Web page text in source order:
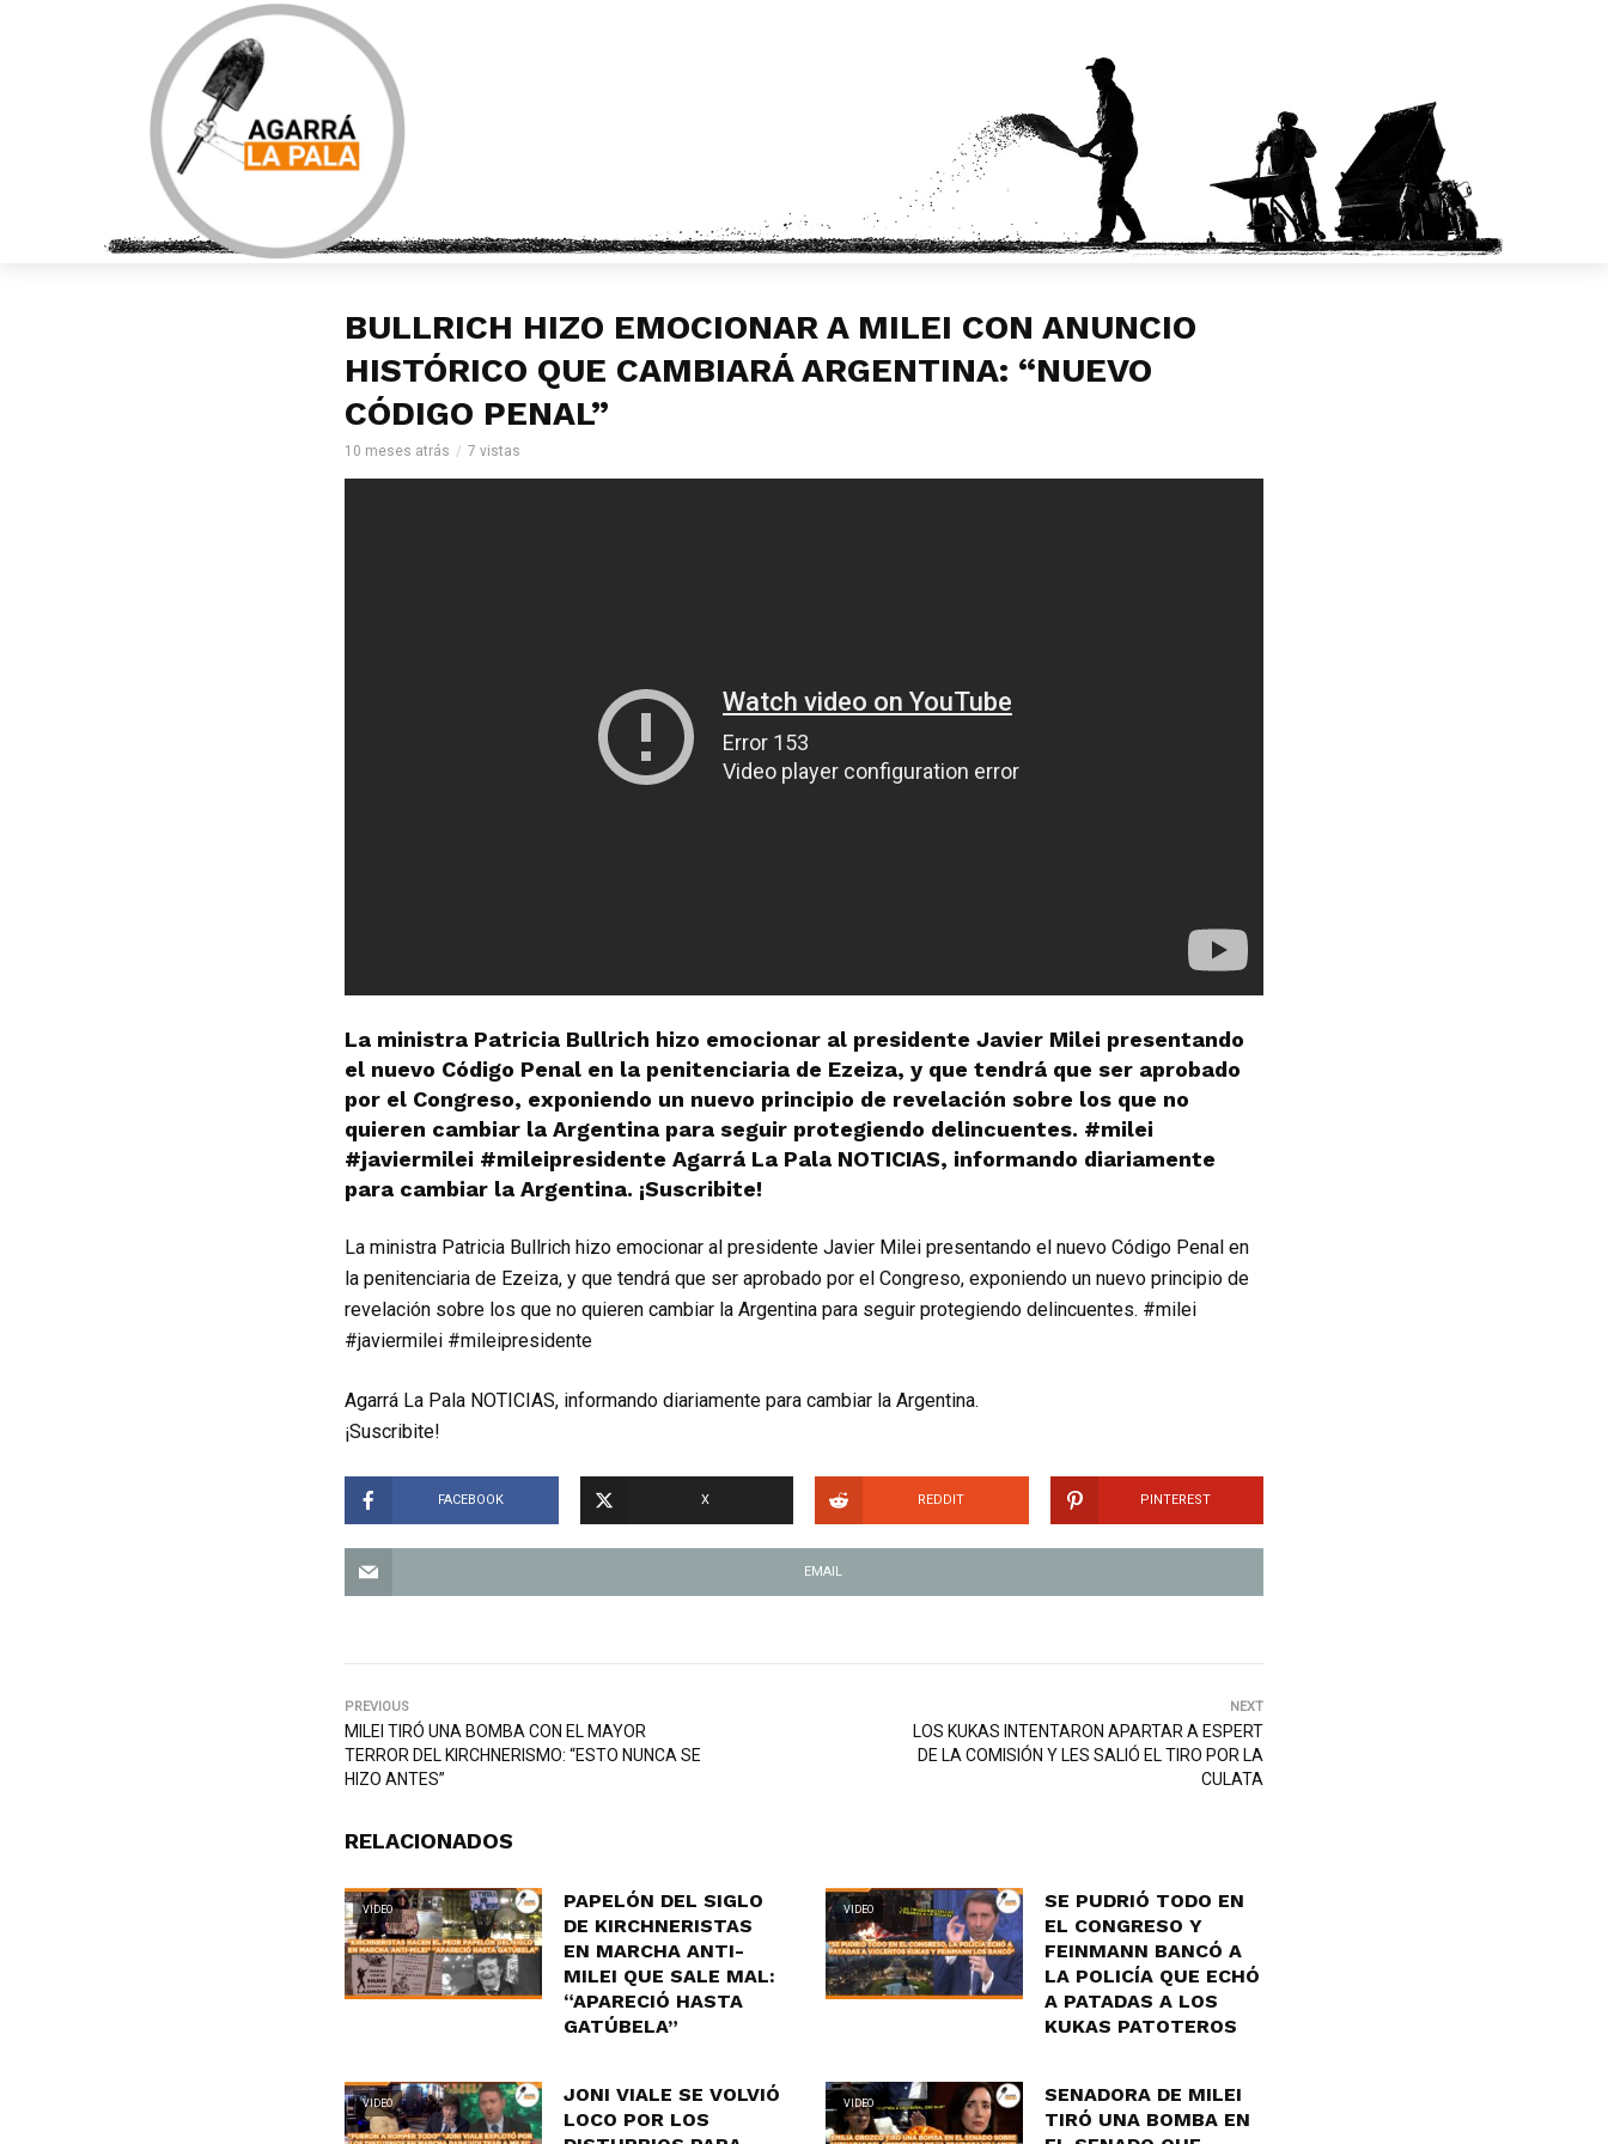
BULLRICH HIZO EMOCIONAR A MILEI CON ANUNCIO
HISTÓRICO QUE CAMBIARÁ ARGENTINA: “NUEVO
CÓDIGO PENAL”
10 meses atrás 7 vistas
La ministra Patricia Bullrich hizo emocionar al presidente Javier Milei presentando
el nuevo Código Penal en la penitenciaria de Ezeiza, y que tendrá que ser aprobado
por el Congreso, exponiendo un nuevo principio de revelación sobre los que no
quieren cambiar la Argentina para seguir protegiendo delincuentes. #milei
#javiermilei #mileipresidente Agarrá La Pala NOTICIAS, informando diariamente
para cambiar la Argentina. ¡Suscribite!
La ministra Patricia Bullrich hizo emocionar al presidente Javier Milei presentando el nuevo Código Penal en
la penitenciaria de Ezeiza, y que tendrá que ser aprobado por el Congreso, exponiendo un nuevo principio de
revelación sobre los que no quieren cambiar la Argentina para seguir protegiendo delincuentes. #milei
#javiermilei #mileipresidente
Agarrá La Pala NOTICIAS, informando diariamente para cambiar la Argentina.
¡Suscribite!
FACEBOOK X REDDIT PINTEREST
EMAIL
PREVIOUS
MILEI TIRÓ UNA BOMBA CON EL MAYOR
TERROR DEL KIRCHNERISMO: “ESTO NUNCA SE
HIZO ANTES”
NEXT
LOS KUKAS INTENTARON APARTAR A ESPERT
DE LA COMISIÓN Y LES SALIÓ EL TIRO POR LA
CULATA
RELACIONADOS
VIDEO
PAPELÓN DEL SIGLO
DE KIRCHNERISTAS
EN MARCHA ANTI-
MILEI QUE SALE MAL:
“APARECIÓ HASTA
GATÚBELA”
VIDEO
SE PUDRIÓ TODO EN
EL CONGRESO Y
FEINMANN BANCÓ A
LA POLICÍA QUE ECHÓ
A PATADAS A LOS
KUKAS PATOTEROS
VIDEO
JONI VIALE SE VOLVIÓ
LOCO POR LOS
VIDEO
SENADORA DE MILEI
TIRÓ UNA BOMBA EN